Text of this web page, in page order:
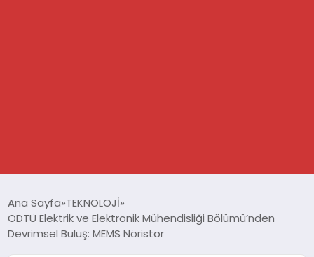
SPOR
Ana Sayfa TEKNOLOJİ
ODTÜ Elektrik ve Elektronik Mühendisliği Bölümü’nden
Devrimsel Buluş: MEMS Nöristör